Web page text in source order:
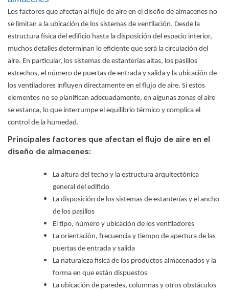
Los factores que afectan al flujo de aire en el diseño de almacenes no
se limitan a la ubicación de los sistemas de ventilación. Desde la
estructura física del edificio hasta la disposición del espacio interior,
muchos detalles determinan lo eficiente que será la circulación del
aire. En particular, los sistemas de estanterías altas, los pasillos
estrechos, el número de puertas de entrada y salida y la ubicación de
los ventiladores influyen directamente en el flujo de aire. Si estos
elementos no se planifican adecuadamente, en algunas zonas el aire
se estanca, lo que interrumpe el equilibrio térmico y complica el
control de la humedad.
Principales factores que afectan el flujo de aire en el
diseño de almacenes:
La altura del techo y la estructura arquitectónica
general del edificio
La disposición de los sistemas de estanterías y el ancho
de los pasillos
El tipo, número y ubicación de los ventiladores
La orientación, frecuencia y tiempo de apertura de las
puertas de entrada y salida
La naturaleza física de los productos almacenados y la
forma en que están dispuestos
La ubicación de paredes, columnas y otros obstáculos